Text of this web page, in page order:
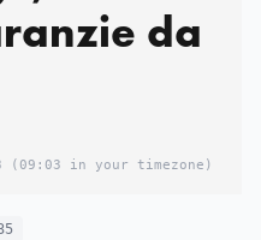
da
(09:03 in your timezone)